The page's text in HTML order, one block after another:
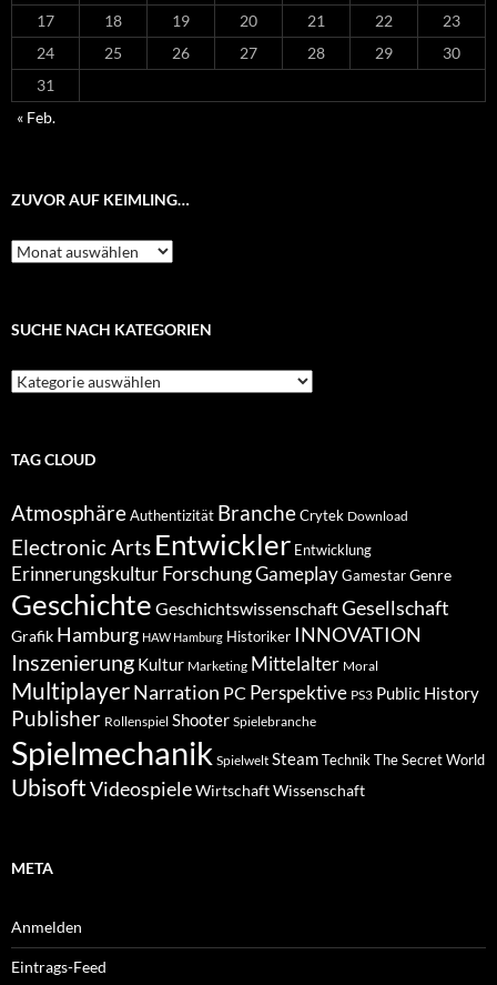
17
18 19 20 21 22
23
24
25 26 27 28 29
30
31
« Feb.
ZUVOR AUF KEIMLING…
Zuvor
auf
SUCHE NACH KATEGORIEN
Suche
nach
TAG CLOUD
Atmosphäre Authentizität Branche Crytek Download
Electronic Arts Entwickler Entwicklung
Erinnerungskultur ForschungGameplay Gamestar Genre
Geschichte GeschichtswissenschaftGesellschaft
Grafik Hamburg HAW Hamburg Historiker INNOVATION
Inszenierung Kultur Marketing Mittelalter Moral
MultiplayerNarration PC Perspektive PS3 Public History
Publisher Rollenspiel Shooter Spielebranche
Spielmechanik Spielwelt Steam Technik The Secret World
UbisoftVideospieleWirtschaftWissenschaft
META
Anmelden
Eintrags-Feed